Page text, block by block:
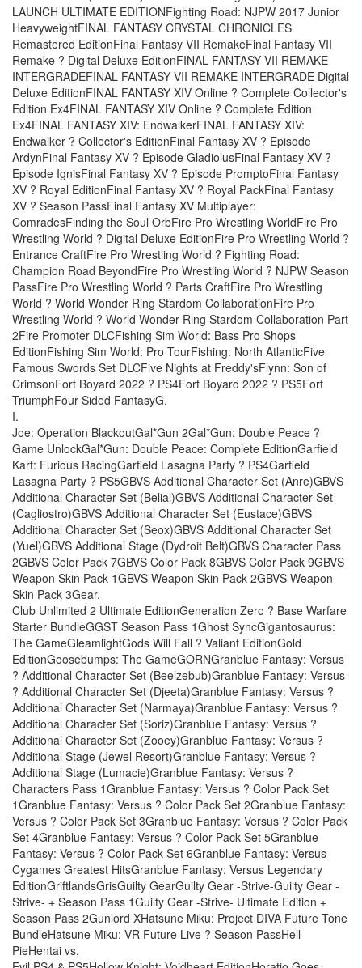
LAUNCH ULTIMATE EDITIONFighting Road: NJPW 2017 Junior
HeavyweightFINAL FANTASY CRYSTAL CHRONICLES
Remastered EditionFinal Fantasy VII RemakeFinal Fantasy VII
Remake ? Digital Deluxe EditionFINAL FANTASY VII REMAKE
INTERGRADEFINAL FANTASY VII REMAKE INTERGRADE Digital
Deluxe EditionFINAL FANTASY XIV Online ? Complete Collector's
Edition Ex4FINAL FANTASY XIV Online ? Complete Edition
Ex4FINAL FANTASY XIV: EndwalkerFINAL FANTASY XIV:
Endwalker ? Collector's EditionFinal Fantasy XV ? Episode
ArdynFinal Fantasy XV ? Episode GladiolusFinal Fantasy XV ?
Episode IgnisFinal Fantasy XV ? Episode PromptoFinal Fantasy
XV ? Royal EditionFinal Fantasy XV ? Royal PackFinal Fantasy
XV ? Season PassFinal Fantasy XV Multiplayer:
ComradesFinding the Soul OrbFire Pro Wrestling WorldFire Pro
Wrestling World ? Digital Deluxe EditionFire Pro Wrestling World ?
Entrance CraftFire Pro Wrestling World ? Fighting Road:
Champion Road BeyondFire Pro Wrestling World ? NJPW Season
PassFire Pro Wrestling World ? Parts CraftFire Pro Wrestling
World ? World Wonder Ring Stardom CollaborationFire Pro
Wrestling World ? World Wonder Ring Stardom Collaboration Part
2Fire Promoter DLCFishing Sim World: Bass Pro Shops
EditionFishing Sim World: Pro TourFishing: North AtlanticFive
Famous Swords Set DLCFive Nights at Freddy'sFlynn: Son of
CrimsonFort Boyard 2022 ? PS4Fort Boyard 2022 ? PS5Fort
TriumphFour Sided FantasyG.
I.
Joe: Operation BlackoutGal*Gun 2Gal*Gun: Double Peace ?
Game UnlockGal*Gun: Double Peace: Complete EditionGarfield
Kart: Furious RacingGarfield Lasagna Party ? PS4Garfield
Lasagna Party ? PS5GBVS Additional Character Set (Anre)GBVS
Additional Character Set (Belial)GBVS Additional Character Set
(Cagliostro)GBVS Additional Character Set (Eustace)GBVS
Additional Character Set (Seox)GBVS Additional Character Set
(Yuel)GBVS Additional Stage (Dydroit Belt)GBVS Character Pass
2GBVS Color Pack 7GBVS Color Pack 8GBVS Color Pack 9GBVS
Weapon Skin Pack 1GBVS Weapon Skin Pack 2GBVS Weapon
Skin Pack 3Gear.
Club Unlimited 2 Ultimate EditionGeneration Zero ? Base Warfare
Starter BundleGGST Season Pass 1Ghost SyncGigantosaurus:
The GameGleamlightGods Will Fall ? Valiant EditionGold
EditionGoosebumps: The GameGORNGranblue Fantasy: Versus
? Additional Character Set (Beelzebub)Granblue Fantasy: Versus
? Additional Character Set (Djeeta)Granblue Fantasy: Versus ?
Additional Character Set (Narmaya)Granblue Fantasy: Versus ?
Additional Character Set (Soriz)Granblue Fantasy: Versus ?
Additional Character Set (Zooey)Granblue Fantasy: Versus ?
Additional Stage (Jewel Resort)Granblue Fantasy: Versus ?
Additional Stage (Lumacie)Granblue Fantasy: Versus ?
Characters Pass 1Granblue Fantasy: Versus ? Color Pack Set
1Granblue Fantasy: Versus ? Color Pack Set 2Granblue Fantasy:
Versus ? Color Pack Set 3Granblue Fantasy: Versus ? Color Pack
Set 4Granblue Fantasy: Versus ? Color Pack Set 5Granblue
Fantasy: Versus ? Color Pack Set 6Granblue Fantasy: Versus
Cygames Greatest HitsGranblue Fantasy: Versus Legendary
EditionGriftlandsGrisGuilty GearGuilty Gear -Strive-Guilty Gear -
Strive- + Season Pass 1Guilty Gear -Strive- Ultimate Edition +
Season Pass 2Gunlord XHatsune Miku: Project DIVA Future Tone
BundleHatsune Miku: VR Future Live ? Season PassHell
PieHentai vs.